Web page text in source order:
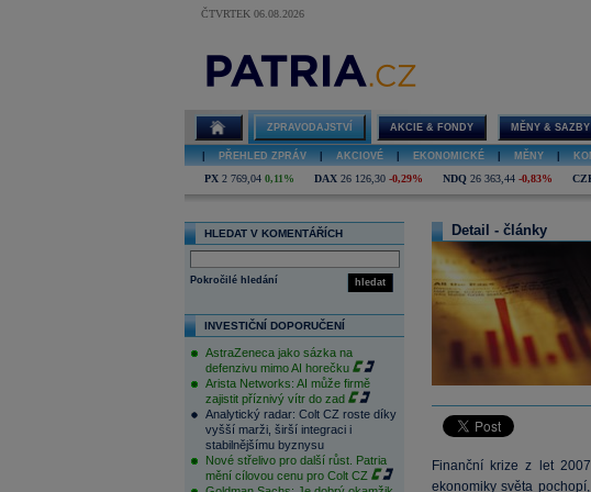
ČTVRTEK 06.08.2026
ZPRAVODAJSTVÍ AKCIE & FONDY MĚNY & SAZBY
PŘEHLED ZPRÁV AKCIOVÉ EKONOMICKÉ MĚNY
PX 2 769,04 0,11% DAX 26 126,30 -0,29% NDQ 26 363,44 -0,83%
HLEDAT V KOMENTÁŘÍCH
hledat
Pokročilé hledání
INVESTIČNÍ DOPORUČENÍ
AstraZeneca jako sázka na
defenzivu mimo AI horečku
Arista Networks: AI může firmě
zajistit příznivý vítr do zad
Analytický radar: Colt CZ roste díky
vyšší marži, širší integraci i
stabilnějšímu byznysu
Nové střelivo pro další růst. Patria
mění cílovou cenu pro Colt CZ
Detail - články
Finanční krize z let
ekonomiky světa